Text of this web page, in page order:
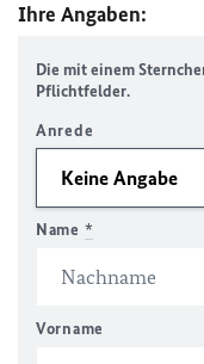
Ihre Angaben:
Die mit einem
Pflichtfelder.
Anrede
Name *
Vorname